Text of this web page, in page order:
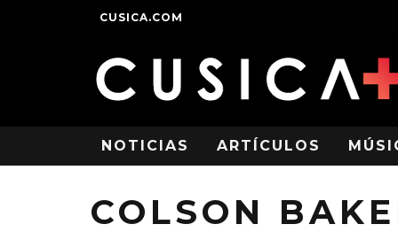
CUSICA.COM
NOTICIAS ARTÍCULOS
COLSON